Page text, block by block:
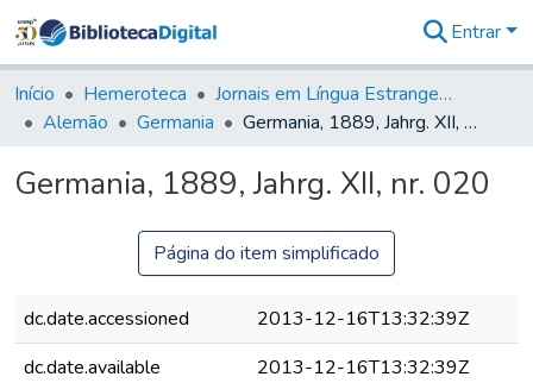
&
Coleções
Tudo na
Digital
Entrar
Início Hemeroteca
Jornais em Língua Estrangeira
Alemão
Germania Germania, 1889, Jahrg. XII, nr. 020
Germania, 1889, Jahrg. XII, nr. 020
Página do item simplificado
dc.date.accessioned
2013-12-16T13:32:39Z
dc.date.available
2013-12-16T13:32:39Z